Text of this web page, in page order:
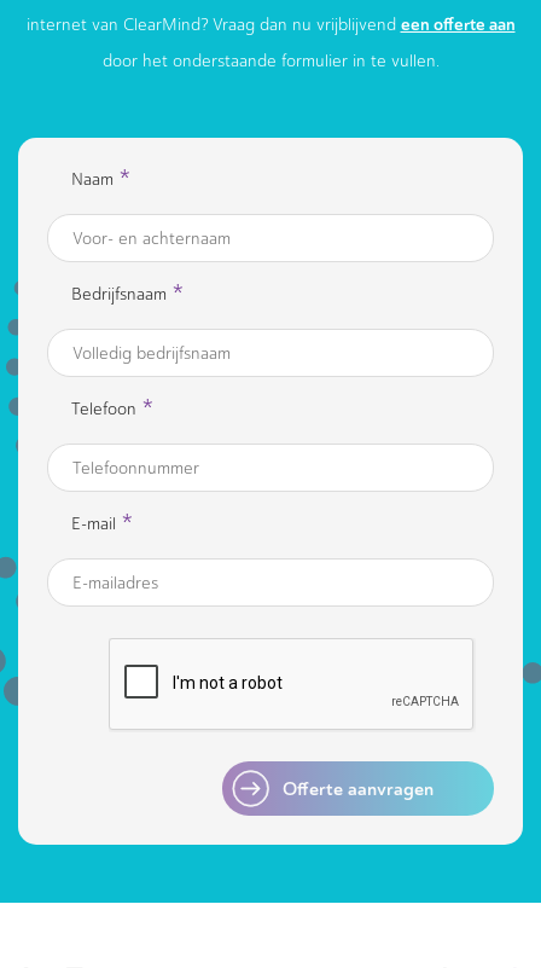
internet van ClearMind? Vraag dan nu vrijblijvend een offerte aan
door het onderstaande formulier in te vullen.
Naam *
Bedrijfsnaam *
Telefoon *
E-mail *
Offerte aanvragen